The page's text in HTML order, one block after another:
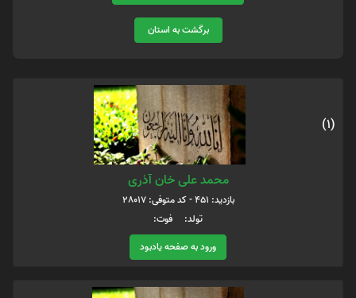
برگشت به استان
(1)
محمد علی خان آذری
بازدید: 451 - کد متوفی: 28017
تولد: فوت:
ورود به صفحه یادبود